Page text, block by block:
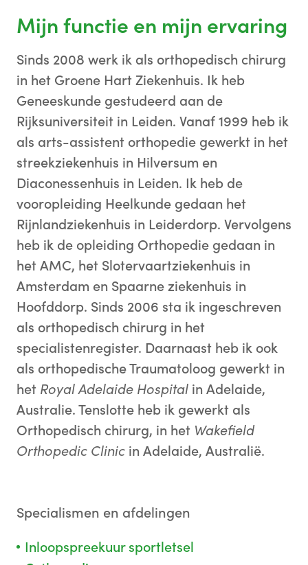
Mijn functie en mijn ervaring
Sinds 2008 werk ik als orthopedisch chirurg
in het Groene Hart Ziekenhuis. Ik heb
Geneeskunde gestudeerd aan de
Rijksuniversiteit in Leiden. Vanaf 1999 heb ik
als arts-assistent orthopedie gewerkt in het
streekziekenhuis in Hilversum en
Diaconessenhuis in Leiden. Ik heb de
vooropleiding Heelkunde gedaan het
Rijnlandziekenhuis in Leiderdorp. Vervolgens
heb ik de opleiding Orthopedie gedaan in
het AMC, het Slotervaartziekenhuis in
Amsterdam en Spaarne ziekenhuis in
Hoofddorp. Sinds 2006 sta ik ingeschreven
als orthopedisch chirurg in het
specialistenregister. Daarnaast heb ik ook
als orthopedische Traumatoloog gewerkt in
het Royal Adelaide Hospital in Adelaide,
Australie. Tenslotte heb ik gewerkt als
Orthopedisch chirurg, in het Wakefield
Orthopedic Clinic in Adelaide, Australië.
Specialismen en afdelingen
Inloopspreekuur sportletsel